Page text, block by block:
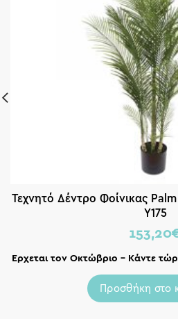
Τεχνητό Δέντρο Φοίνικας
Y175
153,20
Ερχεται τον Οκτώβριο – Κάντε
Προσθήκη στο